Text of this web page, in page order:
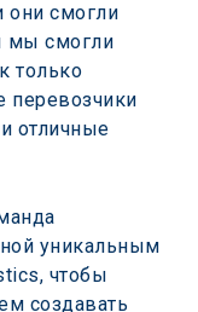
они смогли
мы смогли
только
перевозчики
отличные
уникальным
чтобы
создавать